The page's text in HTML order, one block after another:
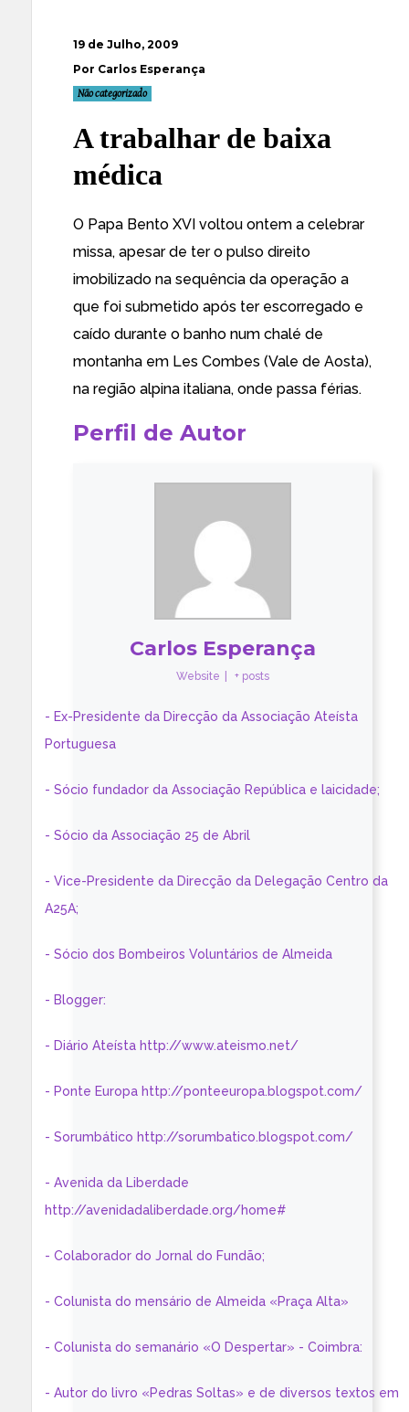
19 de Julho, 2009
Por Carlos Esperança
Não categorizado
A trabalhar de baixa
médica
O Papa Bento XVI voltou ontem a celebrar
missa, apesar de ter o pulso direito
imobilizado na sequência da operação a
que foi submetido após ter escorregado e
caído durante o banho num chalé de
montanha em Les Combes (Vale de Aosta),
na região alpina italiana, onde passa férias.
Perfil de Autor
Carlos Esperança
Website + posts
- Ex-Presidente da Direcção da Associação Ateísta
Portuguesa
- Sócio fundador da Associação República e laicidade;
- Sócio da Associação 25 de Abril
- Vice-Presidente da Direcção da Delegação Centro da
A25A;
- Sócio dos Bombeiros Voluntários de Almeida
- Blogger:
- Diário Ateísta http://www.ateismo.net/
- Ponte Europa http://ponteeuropa.blogspot.com/
- Sorumbático http://sorumbatico.blogspot.com/
- Avenida da Liberdade
http://avenidadaliberdade.org/home#
- Colaborador do Jornal do Fundão;
- Colunista do mensário de Almeida «Praça Alta»
- Colunista do semanário «O Despertar» - Coimbra:
- Autor do livro «Pedras Soltas» e de diversos textos em